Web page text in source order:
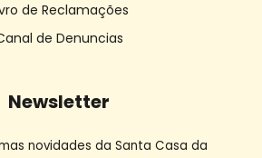
de Reclamações
de Denuncias
Newsletter
novidades da Santa Casa da